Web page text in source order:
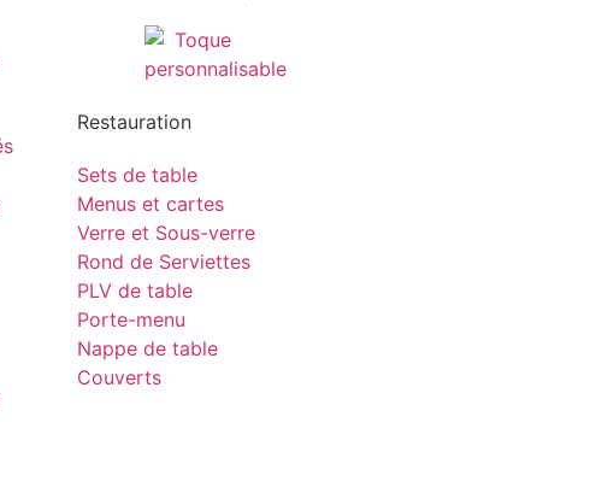
Restauration
Sets de table
Menus et cartes
Verre et Sous-verre
Rond de Serviettes
PLV de table
Porte-menu
Nappe de table
Couverts